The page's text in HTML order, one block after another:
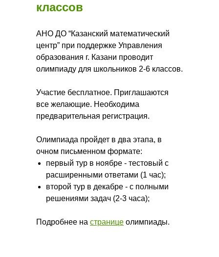
классов
АНО ДО “Казанский математический
центр” при поддержке Управления
образования г. Казани проводит
олимпиаду для школьников 2-6 классов.
Участие бесплатное. Приглашаются
все желающие. Необходима
предварительная регистрация.
Олимпиада пройдет в два этапа, в
очном письменном формате:
первый тур в ноябре - тестовый с
расширенными ответами (1 час);
второй тур в декабре - с полными
решениями задач (2-3 часа);
Подробнее на странице олимпиады.